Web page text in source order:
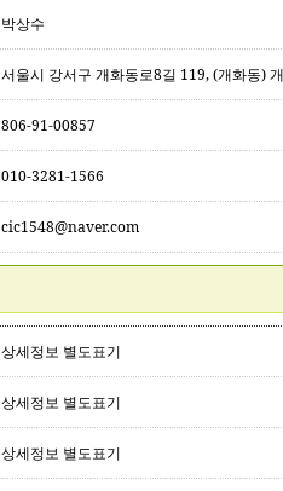
박상수
서울시 강서구 개화동로8길 119, (개화동)
806-91-00857
010-3281-1566
cic1548@naver.com
상세정보 별도표기
상세정보 별도표기
상세정보 별도표기